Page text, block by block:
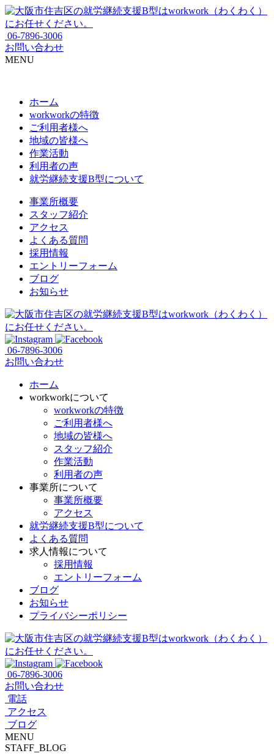
06-7896-3006
お問い合わせ
MENU
ホーム
workworkの特徴
ご利用者様へ
地域の皆様へ
作業活動
利用者の声
就労継続支援B型について
事業所概要
スタッフ紹介
アクセス
よくある質問
採用情報
エントリーフォーム
ブログ
お知らせ
06-7896-3006
お問い合わせ
ホーム
workworkについて
workworkの特徴
ご利用者様へ
地域の皆様へ
スタッフ紹介
作業活動
利用者の声
事業所について
事業所概要
アクセス
就労継続支援B型について
よくある質問
求人情報について
採用情報
エントリーフォーム
ブログ
お知らせ
プライバシーポリシー
06-7896-3006
お問い合わせ
電話
アクセス
ブログ
MENU
STAFF_BLOG